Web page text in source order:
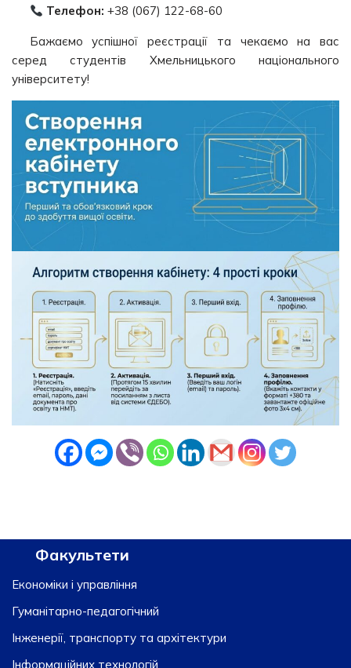
Телефон: +38 (067) 122-68-60
Бажаємо успішної реєстрації та чекаємо на вас
серед студентів Хмельницького національного
університету!
Факультети
Економіки і управління
Гуманітарно-педагогічний
Інженерії, транспорту та архітектури
Інформаційних технологій